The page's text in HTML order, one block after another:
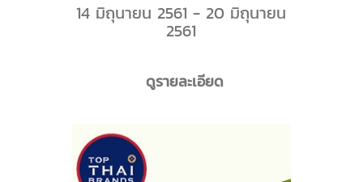
14 มิถุนายน 2561 - 20 มิถุนายน
2561
ดูรายละเอียด